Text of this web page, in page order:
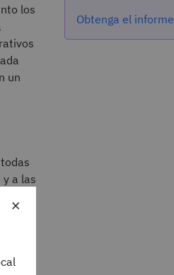
los
un
a las
Obtenga el informe
×